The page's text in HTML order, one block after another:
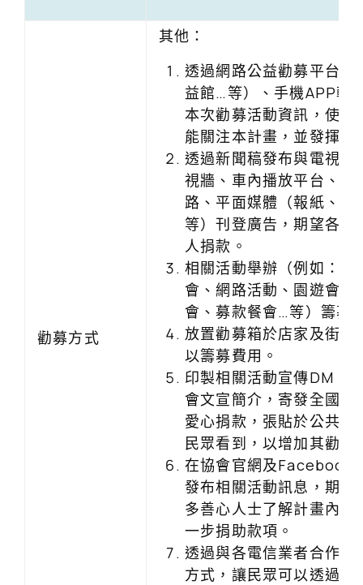
勸募方式
其他：
透過網路公益勸募平台（
益館…等）、手機APP軟
本次勸募活動資訊，使愛
能關注本計畫，並發揮愛
透過新聞稿發布與電視、
視牆、車內播放平台、網
路、平面媒體（報紙、雜
等）刊登廣告，期望各界
人捐款。
相關活動舉辦（例如：愛
會、網路活動、園遊會、
會、募款餐會…等）籌募
放置勸募箱於店家及街頭
以籌募費用。
印製相關活動宣傳DM、
會文宣簡介，寄發全國企
愛心捐款，張貼於公共場
民眾看到，以增加其勸募
在協會官網及Facebook
發布相關活動訊息，期望
多善心人士了解計畫內容
一步捐助款項。
透過與各電信業者合作電
方式，讓民眾可以透過手